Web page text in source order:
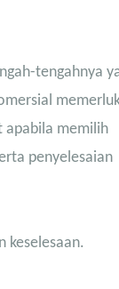
tengahnya
apabila memilih
penyelesaian
keselesaan.